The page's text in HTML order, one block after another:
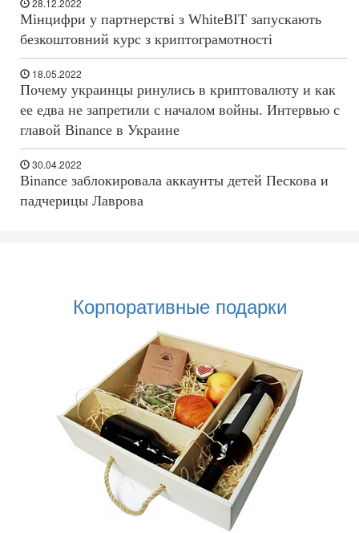
28.12.2022
Мінцифри у партнерстві з WhiteBIT запускають
безкоштовний курс з криптограмотності
18.05.2022
Почему украинцы ринулись в криптовалюту и как
ее едва не запретили с началом войны. Интервью с
главой Binance в Украине
30.04.2022
Binance заблокировала аккаунты детей Пескова и
падчерицы Лаврова
Корпоративные подарки